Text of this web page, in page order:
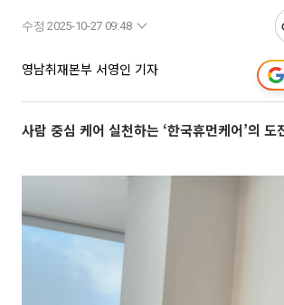
수정 2025-10-27 09:48
영남취재본부 서영인 기자
사람 중심 케어 실천하는 ‘한국휴먼케어’의 도